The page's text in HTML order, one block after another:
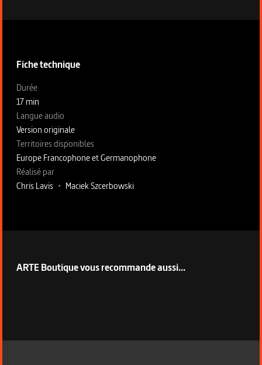
Fiche technique
Fiche technique section gauche
Durée
17 min
Langue audio
Version originale
Territoires disponibles
Europe Francophone et Germanophone
Fiche technique section droite
Réalisé par
Chris Lavis • Maciek Szcerbowski
ARTE Boutique vous recommande aussi...